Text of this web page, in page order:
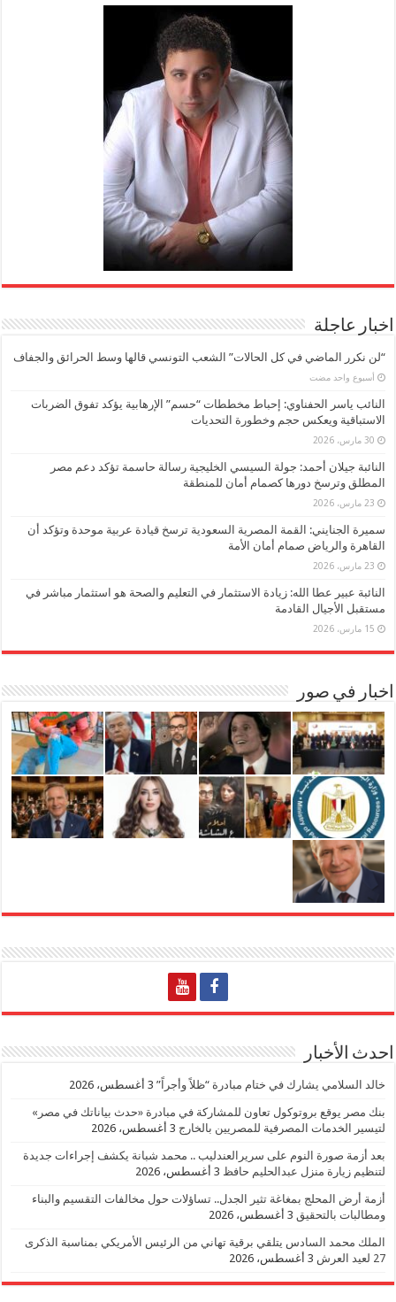
اخبار عاجلة
“لن نكرر الماضي في كل الحالات” الشعب التونسي قالها وسط الحرائق والجفاف
‏أسبوع واحد مضت
النائب ياسر الحفناوي: إحباط مخططات “حسم” الإرهابية يؤكد تفوق الضربات
الاستباقية ويعكس حجم وخطورة التحديات
30 مارس، 2026
النائبة جيلان أحمد: جولة السيسي الخليجية رسالة حاسمة تؤكد دعم مصر
المطلق وترسخ دورها كصمام أمان للمنطقة
23 مارس، 2026
سميرة الجنايني: القمة المصرية السعودية ترسخ قيادة عربية موحدة وتؤكد أن
القاهرة والرياض صمام أمان الأمة
23 مارس، 2026
النائبة عبير عطا الله: زيادة الاستثمار في التعليم والصحة هو استثمار مباشر في
مستقبل الأجيال القادمة
15 مارس، 2026
اخبار في صور
احدث الأخبار
خالد السلامي يشارك في ختام مبادرة “ظلاً وأجراً” 3 أغسطس، 2026
بنك مصر يوقع بروتوكول تعاون للمشاركة في مبادرة «حدث بياناتك في مصر»
لتيسير الخدمات المصرفية للمصريين بالخارج 3 أغسطس، 2026
بعد أزمة صورة النوم على سريرالعندليب .. محمد شبانة يكشف إجراءات جديدة
لتنظيم زيارة منزل عبدالحليم حافظ 3 أغسطس، 2026
أزمة أرض المحلج بمغاغة تثير الجدل.. تساؤلات حول مخالفات التقسيم والبناء
ومطالبات بالتحقيق 3 أغسطس، 2026
الملك محمد السادس يتلقي برقية تهاني من الرئيس الأمريكي بمناسبة الذكرى
27 لعيد العرش
3 أغسطس، 2026